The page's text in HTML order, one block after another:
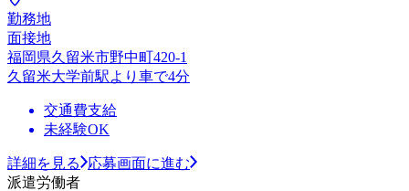
勤務地
面接地
福岡県久留米市野中町420-1
久留米大学前駅より車で4分
交通費支給
未経験OK
詳細を見る
応募画面に進む
派遣労働者